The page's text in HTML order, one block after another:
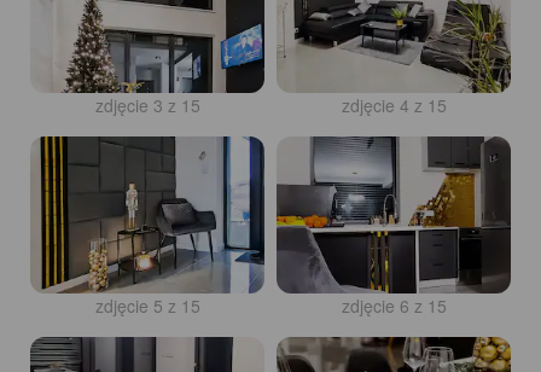
zdjęcie 3 z 15 zdjęcie 4 z 15
zdjęcie 5 z 15 zdjęcie 6 z 15